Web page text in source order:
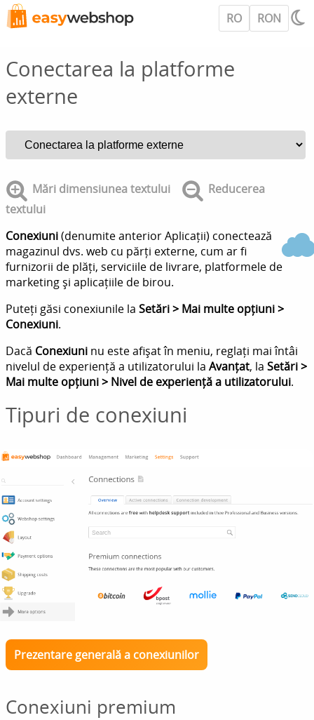
RO RON
Conectarea la platforme
externe
Mări dimensiunea textului
Reducerea
textului
Conexiuni(denumite anterior Aplicații) conectează
magazinul dvs. web cu părți externe, cum ar fi
furnizorii de plăți, serviciile de livrare, platformele de
marketing și aplicațiile de birou.
Puteți găsi conexiunile la Setări > Mai multe opțiuni >
Conexiuni.
Dacă Conexiuni nu este afișat în meniu, reglați mai întâi
nivelul de experiență a utilizatorului la Avanțat, la Setări >
Mai multe opțiuni > Nivel de experiență a utilizatorului.
Tipuri de conexiuni
Prezentare generală a conexiunilor
Conexiuni premium